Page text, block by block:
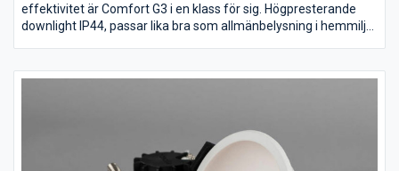
effektivitet är Comfort G3 i en klass för sig. Högpresterande
downlight IP44, passar lika bra som allmänbelysning i hemmiljö
vid Ø90mm håltagning. Komplett med fasdimringsbart drivdon,
dimrarna på marknaden. Kan levereras med Konverter DALI.